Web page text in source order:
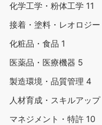
化学工学・粉体工学 11
接着・塗料・レオロジー
化粧品・食品 1
医薬品・医療機器 5
製造環境・品質管理 4
人材育成・スキルアップ
マネジメント・特許 10